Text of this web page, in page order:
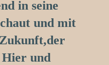
in seine
und mit
Hier und